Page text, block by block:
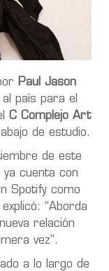
Paul Jason
país para el
C Complejo Art
de estudio.
de este
ya cuenta con
Spotify como
explicó: “Aborda
relación
vez".
a lo largo de